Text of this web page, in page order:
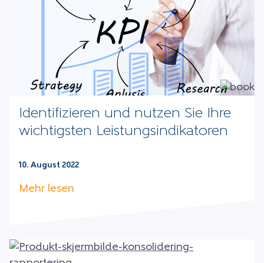
Identifizieren und nutzen Sie Ihre
wichtigsten Leistungsindikatoren
10. August 2022
Mehr lesen